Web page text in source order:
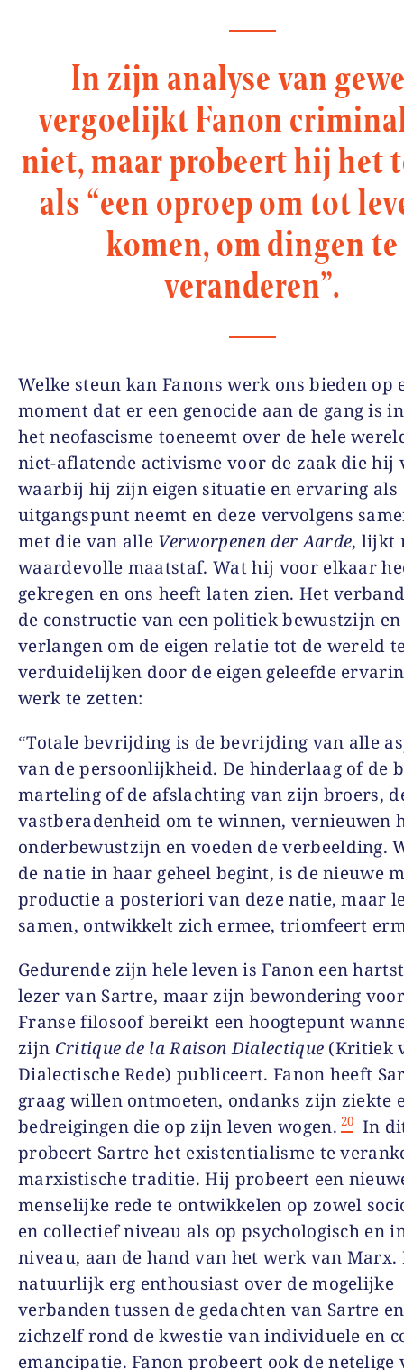
In zijn analyse van
vergoelijkt Fanon
niet, maar probeert hij het
als “een oproep om tot
komen, om dingen te
veranderen”.
Welke steun kan Fanons werk ons bieden op
moment dat er een genocide aan de gang is
het neofascisme toeneemt over de hele
niet-aflatende activisme voor de zaak die hij
waarbij hij zijn eigen situatie en ervaring als
uitgangspunt neemt en deze vervolgens
met die van alle Verworpenen der Aarde, lijkt
waardevolle maatstaf. Wat hij voor elkaar
gekregen en ons heeft laten zien. Het
de constructie van een politiek bewustzijn en
verlangen om de eigen relatie tot de wereld
verduidelijken door de eigen geleefde
werk te zetten:
“Totale bevrijding is de bevrijding van alle
van de persoonlijkheid. De hinderlaag of de
marteling of de afslachting van zijn broers,
vastberadenheid om te winnen, vernieuwen
onderbewustzijn en voeden de verbeelding.
de natie in haar geheel begint, is de nieuwe
productie a posteriori van deze natie, maar
samen, ontwikkelt zich ermee, triomfeert
Gedurende zijn hele leven is Fanon een
lezer van Sartre, maar zijn bewondering
Franse filosoof bereikt een hoogtepunt
zijn Critique de la Raison Dialectique (Kritiek
Dialectische Rede) publiceert. Fanon heeft
graag willen ontmoeten, ondanks zijn ziekte
bedreigingen die op zijn leven wogen. 20 In
probeert Sartre het existentialisme te
marxistische traditie. Hij probeert een
menselijke rede te ontwikkelen op zowel
en collectief niveau als op psychologisch en
niveau, aan de hand van het werk van Marx.
natuurlijk erg enthousiast over de mogelijke
verbanden tussen de gedachten van Sartre
zichzelf rond de kwestie van individuele en
emancipatie. Fanon probeert ook de netelige